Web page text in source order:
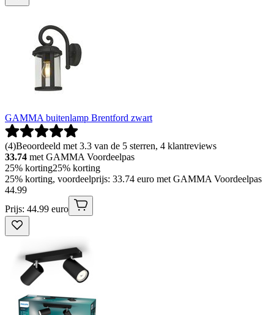
GAMMA buitenlamp Brentford zwart
(4)Beoordeeld met 3.3 van de 5 sterren, 4 klantreviews
33.74 met GAMMA Voordeelpas
25% korting25% korting
25% korting, voordeelprijs: 33.74 euro met GAMMA Voordeelpas
44.99
Prijs: 44.99 euro